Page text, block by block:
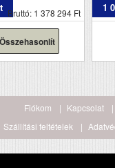
Bruttó: 1 378 294 Ft
Összehasonlít
1
Fiókom Kapcsolat
Szállítási feltételek